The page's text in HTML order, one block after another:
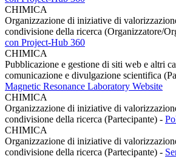
CHIMICA
Organizzazione di iniziative di
condivisione della ricerca (Organizzatore/
con Project-Hub 360
CHIMICA
Pubblicazione e gestione di siti web e altri
comunicazione e divulgazione scientifica
Magnetic Resonance Laboratory Website
CHIMICA
Organizzazione di iniziative di
condivisione della ricerca (Partecipante) -
CHIMICA
Organizzazione di iniziative di
condivisione della ricerca (Partecipante) -